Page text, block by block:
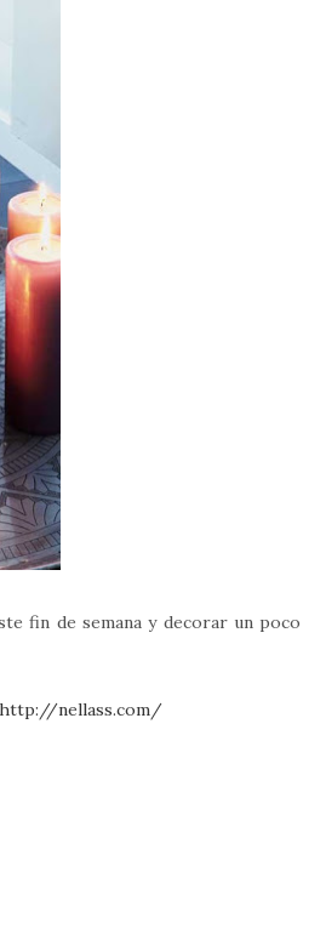
fin de semana y decorar un poco
http://nellass.com/